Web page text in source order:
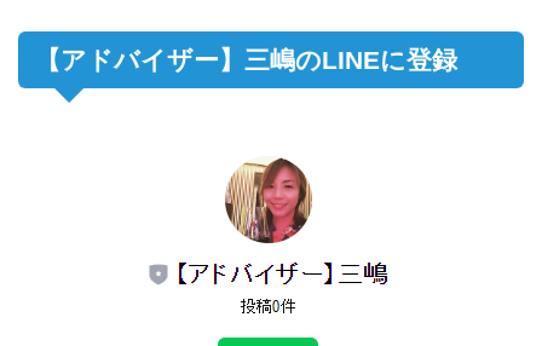
【アドバイザー】三嶋のLINEに登録